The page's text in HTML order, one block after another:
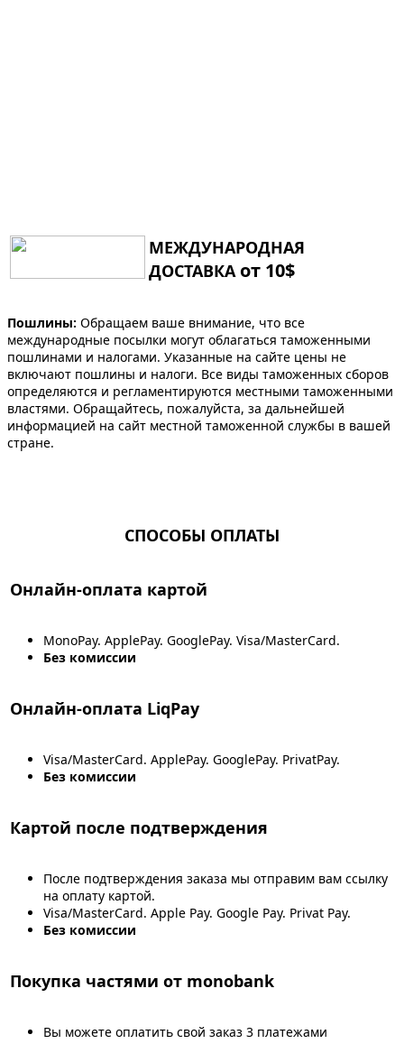
МЕЖДУНАРОДНАЯ
ДОСТАВКА от 10$
Пошлины: Обращаем ваше внимание, что все
международные посылки могут облагаться таможенными
пошлинами и налогами. Указанные на сайте цены не
включают пошлины и налоги. Все виды таможенных сборов
определяются и регламентируются местными таможенными
властями. Обращайтесь, пожалуйста, за дальнейшей
информацией на сайт местной таможенной службы в вашей
стране.
СПОСОБЫ ОПЛАТЫ
Онлайн-оплата картой
MonoPay. ApplePay. GooglePay. Visa/MasterCard.
Без комиссии
Онлайн-оплата LiqPay
Visa/MasterCard. ApplePay. GooglePay. PrivatPay.
Без комиссии
Картой после подтверждения
После подтверждения заказа мы отправим вам ссылку
на оплату картой.
Visa/MasterCard. Apple Pay. Google Pay. Privat Pay.
Без комиссии
Покупка частями от monobank
Вы можете оплатить свой заказ 3 платежами